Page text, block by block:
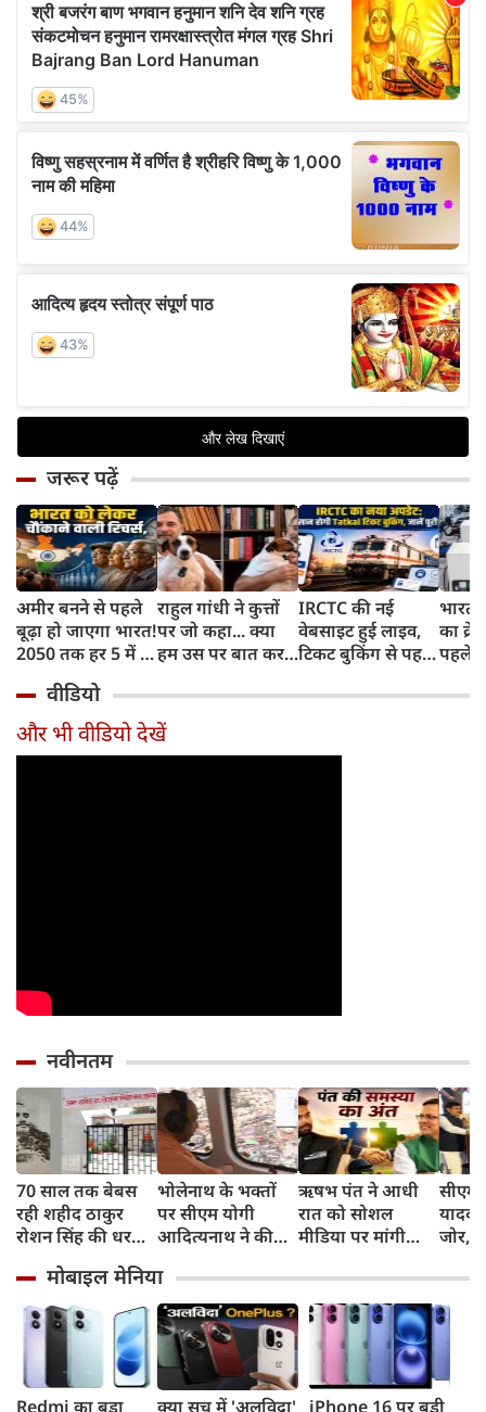
जरूर पढ़ें
अमीर बनने से पहले
बूढ़ा हो जाएगा भारत!
2050 तक हर 5 में 1
साल से ज्यादा उम्र का
राहुल गांधी ने कुत्तों
पर जो कहा... क्या
हम उस पर बात कर
IRCTC की नई
वेबसाइट हुई लाइव,
टिकट बुकिंग से पहले
काम, जानें पूरा
भारत
का
पहले
और
वीडियो
और भी वीडियो देखें
नवीनतम
70 साल तक बेबस
रही शहीद ठाकुर
रोशन सिंह की धरती,
मिटा दिया तीन
पीढ़ियों का दर्द
भोलेनाथ के भक्तों
पर सीएम योगी
आदित्यनाथ ने की
ऋषभ पंत ने आधी
रात को सोशल
मीडिया पर मांगी
धामी ने बढ़ाया मदद
का हाथ
सीएम
यादव
जोर,
लिए
सरकार
मोबाइल मेनिया
Redmi का बड़ा क्या सच में 'अलविदा' iPhone 16 पर बड़ी